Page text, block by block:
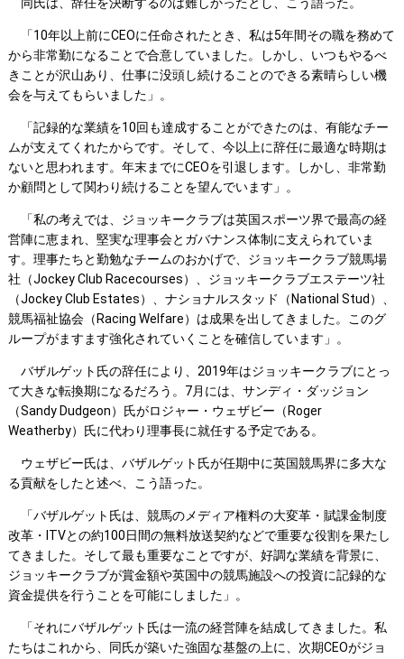
同氏は、辞任を決断するのは難しかったとし、こう語った。
「10年以上前にCEOに任命されたとき、私は5年間その職を務めて
から非常勤になることで合意していました。しかし、いつもやるべ
きことが沢山あり、仕事に没頭し続けることのできる素晴らしい機
会を与えてもらいました」。
「記録的な業績を10回も達成することができたのは、有能なチー
ムが支えてくれたからです。そして、今以上に辞任に最適な時期は
ないと思われます。年末までにCEOを引退します。しかし、非常勤
か顧問として関わり続けることを望んでいます」。
「私の考えでは、ジョッキークラブは英国スポーツ界で最高の経
営陣に恵まれ、堅実な理事会とガバナンス体制に支えられていま
す。理事たちと勤勉なチームのおかげで、ジョッキークラブ競馬場
社（Jockey Club Racecourses）、ジョッキークラブエステーツ社
（Jockey Club Estates）、ナショナルスタッド（National Stud）、
競馬福祉協会（Racing Welfare）は成果を出してきました。このグ
ループがますます強化されていくことを確信しています」。
バザルゲット氏の辞任により、2019年はジョッキークラブにとっ
て大きな転換期になるだろう。7月には、サンディ・ダッジョン
（Sandy Dudgeon）氏がロジャー・ウェザビー（Roger
Weatherby）氏に代わり理事長に就任する予定である。
ウェザビー氏は、バザルゲット氏が任期中に英国競馬界に多大な
る貢献をしたと述べ、こう語った。
「バザルゲット氏は、競馬のメディア権料の大変革・賦課金制度
改革・ITVとの約100日間の無料放送契約などで重要な役割を果たし
てきました。そして最も重要なことですが、好調な業績を背景に、
ジョッキークラブが賞金額や英国中の競馬施設への投資に記録的な
資金提供を行うことを可能にしました」。
「それにバザルゲット氏は一流の経営陣を結成してきました。私
たちはこれから、同氏が築いた強固な基盤の上に、次期CEOがジョ